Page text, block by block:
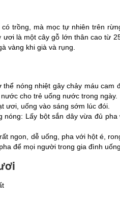
trồng, mà mọc tự nhiên trên
ươi là một cây gỗ lớn thân cao từ
vàng khi già và rụng.
nóng nhiệt gây chảy máu cam
cho trẻ uống nước trong ngày.
ươi, uống vào sáng sớm lúc đói.
nóng: Lấy bột sắn dây vừa đủ
ngon, dễ uống, pha với hột é,
để mọi người trong gia đình